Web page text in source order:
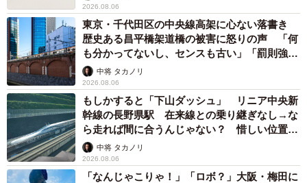
2026.08.06
東京・千代田区の中央線高架に心ない落書き
歴史ある昌平橋架道橋の被害に怒りの声 「何
も分かってないし、センスも古い」「罰則強化
して」中将 タカノリ
2026.08.06
もしかすると「下山ダッシュ」 リニア中央新
幹線の長野県駅 在来線との乗り継ぎなし→な
ら走れば間に合うんじゃない？ 惜しい位置関
係が反響
中将 タカノリ
2026.08.06
「なんじゃこりゃ！」「ロボ？」大阪・梅田に